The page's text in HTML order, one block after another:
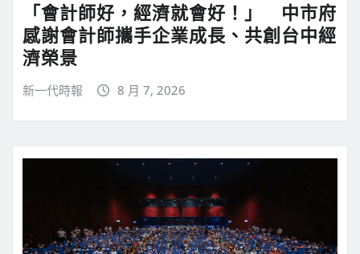
「會計師好，經濟就會好！」 中市府
感謝會計師攜手企業成長、共創台中經
濟榮景
新一代時報 8 月 7, 2026